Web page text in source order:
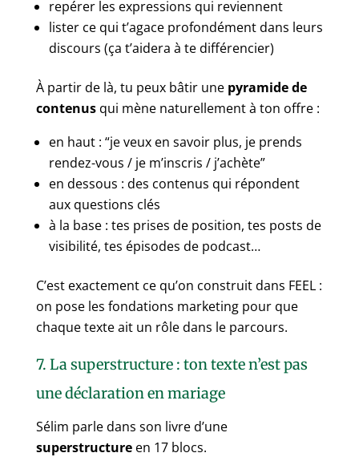
repérer les expressions qui reviennent
lister ce qui t’agace profondément dans leurs
discours (ça t’aidera à te différencier)
À partir de là, tu peux bâtir une pyramide de
contenusqui mène naturellement à ton offre :
en haut : “je veux en savoir plus, je prends
rendez-vous / je m’inscris / j’achète”
en dessous : des contenus qui répondent
aux questions clés
à la base : tes prises de position, tes posts de
visibilité, tes épisodes de podcast…
C’est exactement ce qu’on construit dans FEEL :
on pose les fondations marketing pour que
chaque texte ait un rôle dans le parcours.
7. La superstructure : ton texte n’est pas
une déclaration en mariage
Sélim parle dans son livre d’une
superstructureen 17 blocs.